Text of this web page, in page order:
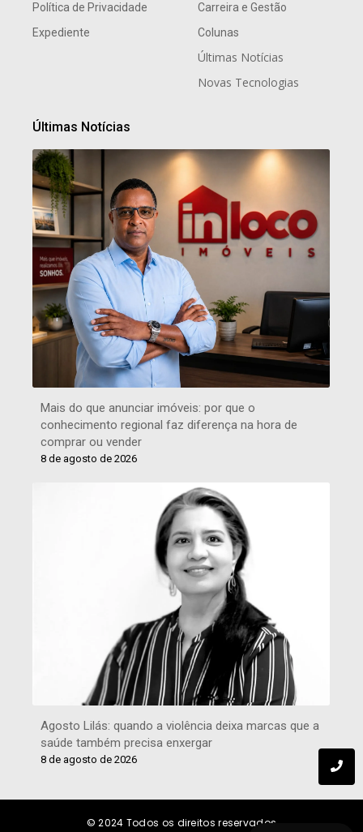
Política de Privacidade
Expediente
Carreira e Gestão
Colunas
Últimas Notícias
Novas Tecnologias
Últimas Notícias
Mais do que anunciar imóveis: por que o
conhecimento regional faz diferença na hora de
comprar ou vender
8 de agosto de 2026
Agosto Lilás: quando a violência deixa marcas que a
saúde também precisa enxergar
8 de agosto de 2026
© 2024 Todos os direitos reservados